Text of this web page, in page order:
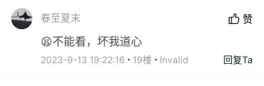
春至夏末 赞
😫不能看，坏我道心
2023-9-13 19:22:16 19楼 Invalid 回复Ta